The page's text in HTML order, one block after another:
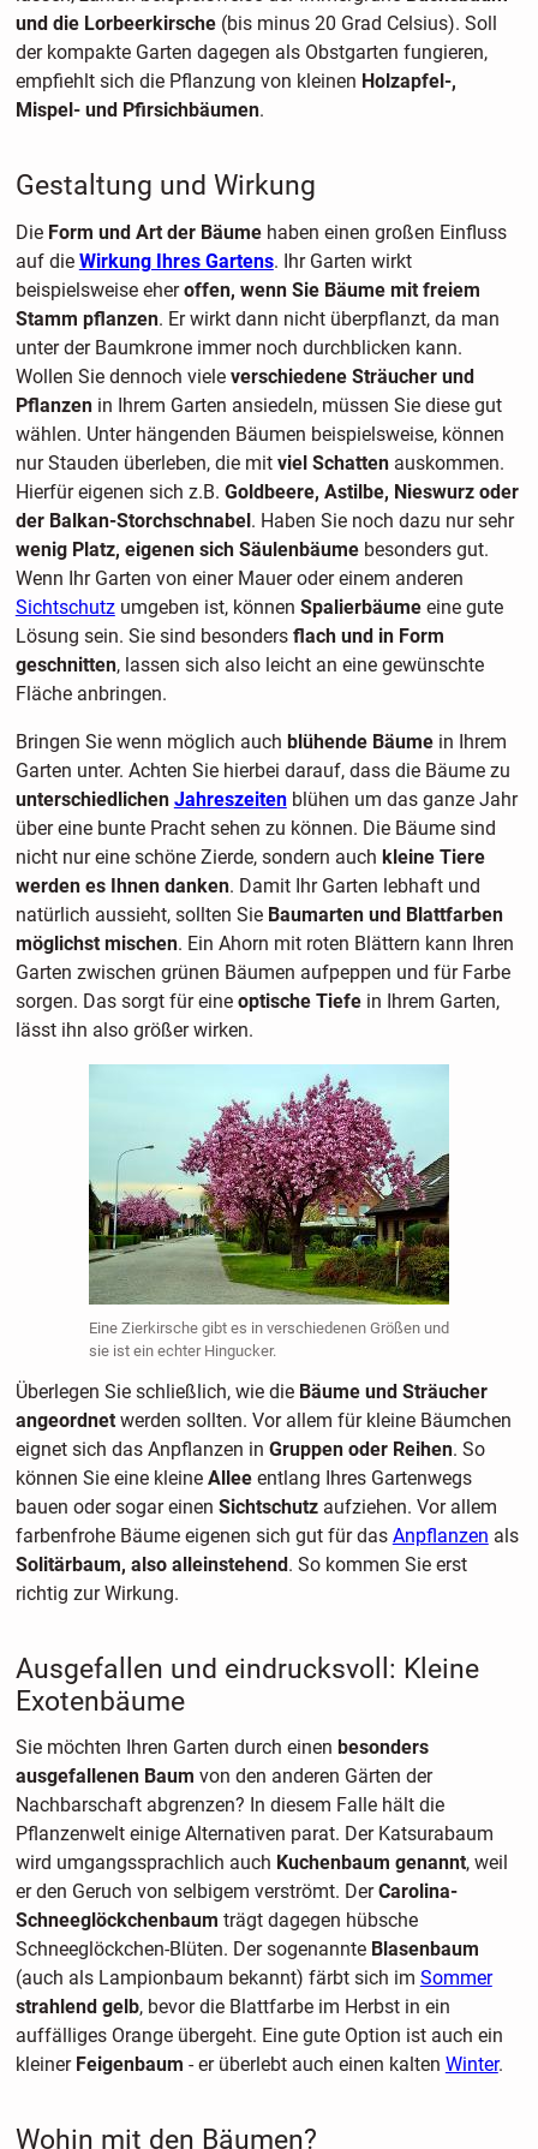
und die Lorbeerkirsche(bis minus 20 Grad Celsius). Soll
der kompakte Garten dagegen als Obstgarten fungieren,
empfiehlt sich die Pflanzung von kleinen Holzapfel-,
Mispel- und Pfirsichbäumen.
Gestaltung und Wirkung
Die Form und Art der Bäumehaben einen großen Einfluss
auf die Wirkung Ihres Gartens. Ihr Garten wirkt
beispielsweise eheroffen, wenn Sie Bäume mit freiem
Stamm pflanzen. Er wirkt dann nicht überpflanzt, da man
unter der Baumkrone immer noch durchblicken kann.
Wollen Sie dennoch viele verschiedene Sträucher und
Pflanzenin Ihrem Garten ansiedeln, müssen Sie diese gut
wählen. Unter hängenden Bäumen beispielsweise, können
nur Stauden überleben, die mit viel Schattenauskommen.
Hierfür eigenen sich z.B. Goldbeere, Astilbe, Nieswurz oder
der Balkan-Storchschnabel. Haben Sie noch dazu nur sehr
wenig Platz, eigenen sich Säulenbäumebesonders gut.
Wenn Ihr Garten von einer Mauer oder einem anderen
Sichtschutzumgeben ist, können Spalierbäumeeine gute
Lösung sein. Sie sind besonders flach und in Form
geschnitten, lassen sich also leicht an eine gewünschte
Fläche anbringen.
Bringen Sie wenn möglich auch blühende Bäumein Ihrem
Garten unter. Achten Sie hierbei darauf, dass die Bäume zu
unterschiedlichen Jahreszeitenblühen um das ganze Jahr
über eine bunte Pracht sehen zu können. Die Bäume sind
nicht nur eine schöne Zierde, sondern auch kleine Tiere
werden es Ihnen danken. Damit Ihr Garten lebhaft und
natürlich aussieht, sollten Sie Baumarten und Blattfarben
möglichst mischen. Ein Ahorn mit roten Blättern kann Ihren
Garten zwischen grünen Bäumen aufpeppen und für Farbe
sorgen. Das sorgt für eine optische Tiefein Ihrem Garten,
lässt ihn also größer wirken.
Eine Zierkirsche gibt es in verschiedenen Größen und
sie ist ein echter Hingucker.
Überlegen Sie schließlich, wie die Bäume und Sträucher
angeordnetwerden sollten. Vor allem für kleine Bäumchen
eignet sich das Anpflanzen in Gruppen oder Reihen. So
können Sie eine kleine Alleeentlang Ihres Gartenwegs
bauen oder sogar einen Sichtschutzaufziehen. Vor allem
farbenfrohe Bäume eigenen sich gut für das Anpflanzen als
Solitärbaum, also alleinstehend. So kommen Sie erst
richtig zur Wirkung.
Ausgefallen und eindrucksvoll: Kleine
Exotenbäume
Sie möchten Ihren Garten durch einen besonders
ausgefallenen Baum von den anderen Gärten der
Nachbarschaft abgrenzen? In diesem Falle hält die
Pflanzenwelt einige Alternativen parat. Der Katsurabaum
wird umgangssprachlich auch Kuchenbaum genannt, weil
er den Geruch von selbigem verströmt. DerCarolina-
Schneeglöckchenbaum trägt dagegen hübsche
Schneeglöckchen-Blüten. Der sogenannte Blasenbaum
(auch als Lampionbaum bekannt) färbt sich im Sommer
strahlend gelb, bevor die Blattfarbe im Herbst in ein
auffälliges Orange übergeht. Eine gute Option ist auch ein
kleiner Feigenbaum - er überlebt auch einen kalten Winter.
Wohin mit den Bäumen?